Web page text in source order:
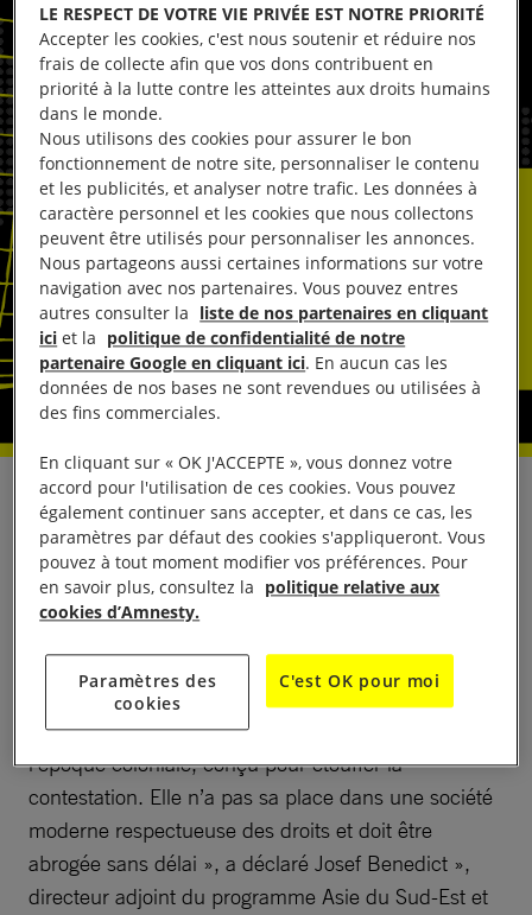
La condamnation de Mohammed Fakhrulrazi
Mohammed Mokhtar pour sédition doit être annulée
immédiatement, a déclaré Amnesty International
jeudi 25 août.
« Il s’agit d’une violation manifeste du droit à la
liberté d’expression. La loi malaisienne relative à la
sédition est un instrument simpliste datant de
l’époque coloniale, conçu pour étouffer la
contestation. Elle n’a pas sa place dans une société
moderne respectueuse des droits et doit être
abrogée sans délai », a déclaré Josef Benedict »,
directeur adjoint du programme Asie du Sud-Est et
LE RESPECT DE VOTRE VIE PRIVÉE EST NOTRE PRIORITÉ
Accepter les cookies, c'est nous soutenir et réduire nos
frais de collecte afin que vos dons contribuent en
priorité à la lutte contre les atteintes aux droits humains
dans le monde.
Nous utilisons des cookies pour assurer le bon
fonctionnement de notre site, personnaliser le contenu
et les publicités, et analyser notre trafic. Les données à
caractère personnel et les cookies que nous collectons
peuvent être utilisés pour personnaliser les annonces.
Nous partageons aussi certaines informations sur votre
navigation avec nos partenaires. Vous pouvez entres
autres consulter la liste de nos partenaires en cliquant
ici et la politique de confidentialité de notre
partenaire Google en cliquant ici. En aucun cas les
données de nos bases ne sont revendues ou utilisées à
des fins commerciales.
En cliquant sur « OK J'ACCEPTE », vous donnez votre
accord pour l'utilisation de ces cookies. Vous pouvez
également continuer sans accepter, et dans ce cas, les
paramètres par défaut des cookies s'appliqueront. Vous
pouvez à tout moment modifier vos préférences. Pour
en savoir plus, consultez la politique relative aux
cookies d’Amnesty.
Paramètres des
cookies
C'est OK pour moi